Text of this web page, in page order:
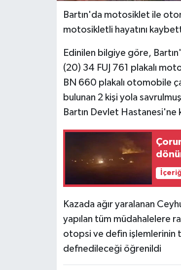
Bartın'da motosiklet ile
motosikletli hayatını
Edinilen bilgiye göre,
(20) 34 FUJ 761 plakalı
BN 660 plakalı otomobile
bulunan 2 kişi yola
Bartın Devlet Hastanesi'ne
Kazada ağır yaralanan
yapılan tüm müdahalelere
otopsi ve defin işlemlerinin
defnedileceği öğrenildi